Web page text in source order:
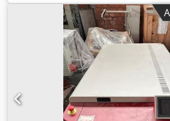
híbrida de grande formato Anapurna
para empresas de sinalização,
laboratórios fotográficos e gráficas de
pretendem combinar impressões em
em bobina. O equipamento permite
1,65 m de largura, tanto para
externas. A Anapurna H1650i LED
lâmpadas LED UV, possibilitando a
vasta gama de mídias, economizando
tempo. A função de tinta branca